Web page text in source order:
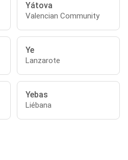
Yátova
Valencian Community
Ye
Lanzarote
Yebas
Liébana